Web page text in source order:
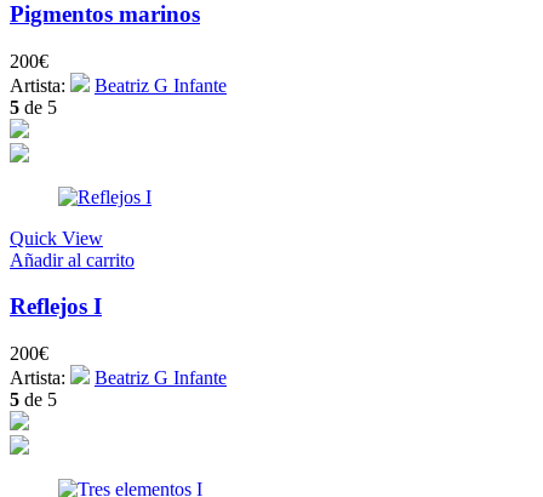
Pigmentos marinos
200€
Artista:
Beatriz G Infante
5 de 5
Quick View
Añadir al carrito
Reflejos I
200€
Artista:
Beatriz G Infante
5 de 5